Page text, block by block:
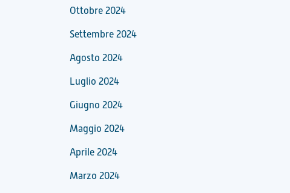
Ottobre 2024
Settembre 2024
Agosto 2024
Luglio 2024
Giugno 2024
Maggio 2024
Aprile 2024
Marzo 2024